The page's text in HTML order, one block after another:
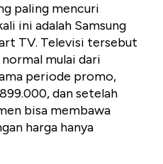
paling mencuri
ini adalah Samsung
TV. Televisi tersebut
mulai dari
periode promo,
dan setelah
bisa membawa
harga hanya